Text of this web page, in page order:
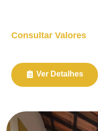
Consultar Valores
Ver Detalhes